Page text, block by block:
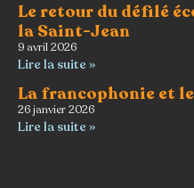
Le retour du défilé
la Saint-Jean
9 avril 2026
Lire la suite »
La francophonie et
26 janvier 2026
Lire la suite »